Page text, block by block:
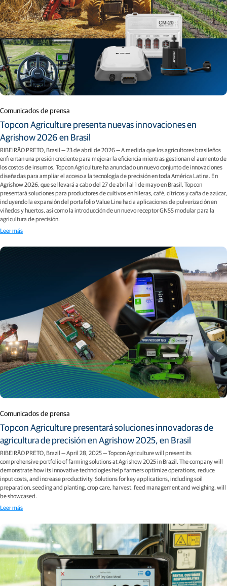
Comunicados de prensa
Topcon Agriculture presenta nuevas innovaciones en
Agrishow 2026 en Brasil
RIBEIRÃO PRETO, Brasil — 23 de abril de 2026 — A medida que los agricultores brasileños
enfrentan una presión creciente para mejorar la eficiencia mientras gestionan el aumento de
los costos de insumos, Topcon Agriculture ha anunciado un nuevo conjunto de innovaciones
diseñadas para ampliar el acceso a la tecnología de precisión en toda América Latina. En
Agrishow 2026, que se llevará a cabo del 27 de abril al 1 de mayo en Brasil, Topcon
presentará soluciones para productores de cultivos en hileras, café, cítricos y caña de azúcar,
incluyendo la expansión del portafolio Value Line hacia aplicaciones de pulverización en
viñedos y huertos, así como la introducción de un nuevo receptor GNSS modular para la
agricultura de precisión.
Leer más
Comunicados de prensa
Topcon Agriculture presentará soluciones innovadoras de
agricultura de precisión en Agrishow 2025, en Brasil
RIBEIRÃO PRETO, Brazil — April 28, 2025 — Topcon Agriculture will present its
comprehensive portfolio of farming solutions at Agrishow 2025 in Brazil. The company will
demonstrate how its innovative technologies help farmers optimize operations, reduce
input costs, and increase productivity. Solutions for key applications, including soil
preparation, seeding and planting, crop care, harvest, feed management and weighing, will
be showcased.
Leer más